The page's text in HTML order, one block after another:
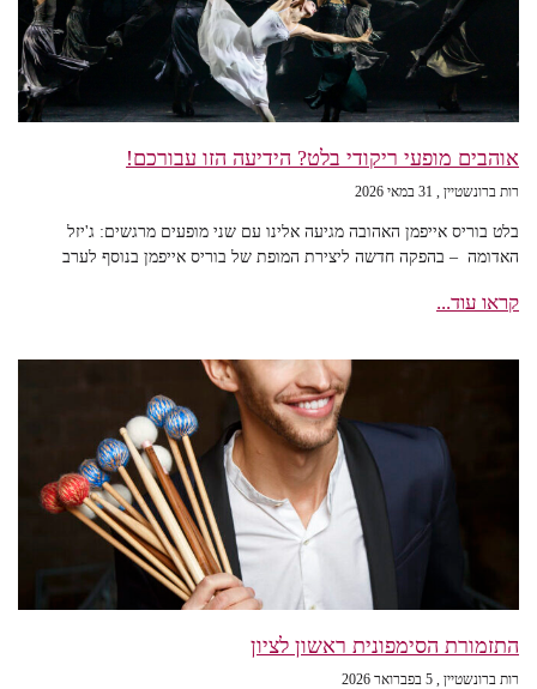
אוהבים מופעי ריקודי בלט? הידיעה הזו עבורכם!
רות ברונשטיין 31 במאי 2026
בלט בוריס אייפמן האהובה מגיעה אלינו עם שני מופעים מרגשים: ג'יזל
האדומה – בהפקה חדשה ליצירת המופת של בוריס אייפמן בנוסף לערב
קראו עוד...
התזמורת הסימפונית ראשון לציון
רות ברונשטיין 5 בפברואר 2026